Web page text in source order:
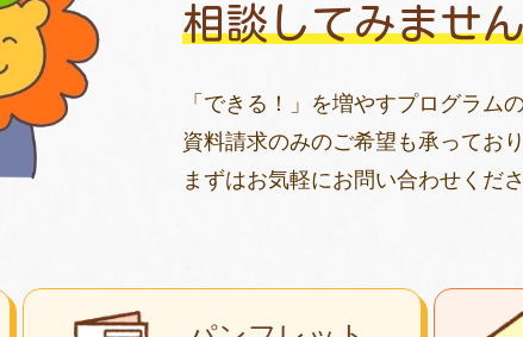
相談してみませ
「できる！」を増やすプログラム
資料請求のみのご希望も承っており
まずはお気軽にお問い合わせくださ